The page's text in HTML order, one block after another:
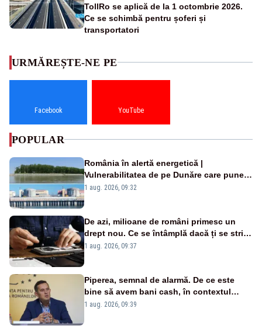
TollRo se aplică de la 1 octombrie 2026.
Ce se schimbă pentru șoferi și
transportatori
URMĂREȘTE-NE PE
Facebook YouTube
POPULAR
România în alertă energetică |
Vulnerabilitatea de pe Dunăre care pune
în pericol Centrala Cernavodă era
1 aug. 2026, 09:32
De azi, milioane de români primesc un
drept nou. Ce se întâmplă dacă ți se strică
un produs
1 aug. 2026, 09:37
Piperea, semnal de alarmă. De ce este
bine să avem bani cash, în contextul
alertei energetice?
1 aug. 2026, 09:39